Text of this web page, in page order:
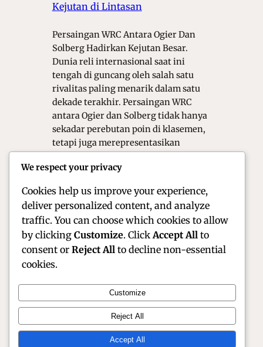
Kejutan di Lintasan
Persaingan WRC Antara Ogier Dan
Solberg Hadirkan Kejutan Besar.
Dunia reli internasional saat ini
tengah di guncang oleh salah satu
rivalitas paling menarik dalam satu
dekade terakhir. Persaingan WRC
antara Ogier dan Solberg tidak hanya
sekadar perebutan poin di klasemen,
tetapi juga merepresentasikan
matang dan keberanian muda yang
Official Site of Christian Montanari | Racer &
Motorsport Profile
We respect your privacy
Cookies help us improve your experience,
deliver personalized content, and analyze
traffic. You can choose which cookies to allow
by clicking Customize. Click Accept All to
consent or Reject All to decline non-essential
cookies.
Customize
Reject All
Accept All